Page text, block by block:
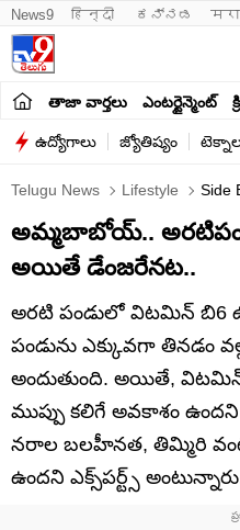
News9 हिन्दी ಕನ್ನಡ
తాజా వార్తలు ఎంటర్టైన్మెంట్
ఉద్యోగాలు జ్యోతిష్యం
Telugu News Lifestyle Side
అమ్మబాబోయ్..
అయితే డేంజరేనట..
అరటి పండులో విటమిన్ బి6
పండును ఎక్కువగా తినడం
అందుతుంది. అయితే, విటమిన్
ముప్పు కలిగే అవకాశం ఉందని
నరాల బలహీనత, తిమ్మిరి
ఉందని ఎక్స్‌పర్ట్స్